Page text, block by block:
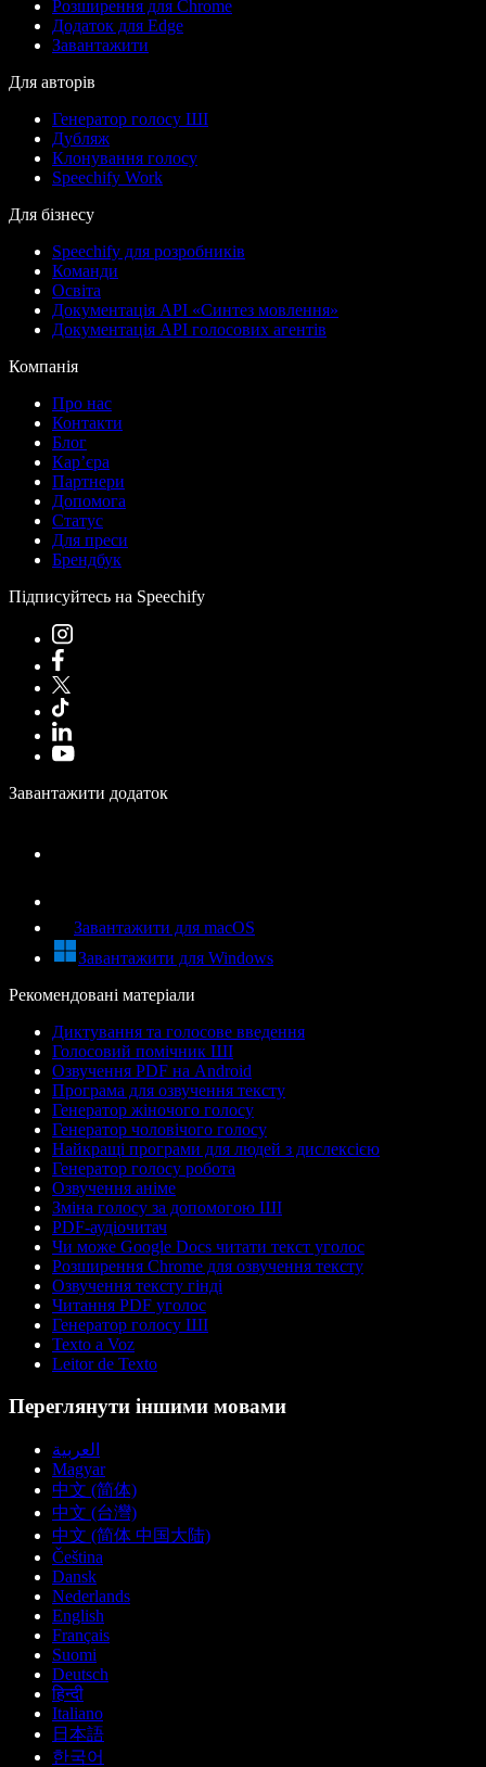
Розширення для Chrome
Додаток для Edge
Завантажити
Для авторів
Генератор голосу ШІ
Дубляж
Клонування голосу
Speechify Work
Для бізнесу
Speechify для розробників
Команди
Освіта
Документація API «Синтез мовлення»
Документація API голосових агентів
Компанія
Про нас
Контакти
Блог
Кар’єра
Партнери
Допомога
Статус
Для преси
Брендбук
Підписуйтесь на Speechify
Завантажити додаток
Завантажити для macOS
Завантажити для Windows
Рекомендовані матеріали
Диктування та голосове введення
Голосовий помічник ШІ
Озвучення PDF на Android
Програма для озвучення тексту
Генератор жіночого голосу
Генератор чоловічого голосу
Найкращі програми для людей з дислексією
Генератор голосу робота
Озвучення аніме
Зміна голосу за допомогою ШІ
PDF-аудіочитач
Чи може Google Docs читати текст уголос
Розширення Chrome для озвучення тексту
Озвучення тексту гінді
Читання PDF уголос
Генератор голосу ШІ
Texto a Voz
Leitor de Texto
Переглянути іншими мовами
العربية
Magyar
中文 (简体)
中文 (台灣)
中文 (简体 中国大陆)
Čeština
Dansk
Nederlands
English
Français
Suomi
Deutsch
हिन्दी
Italiano
日本語
한국어